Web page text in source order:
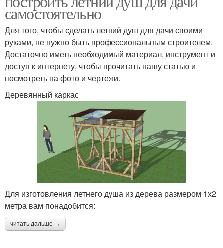
самостоятельно
Для того, чтобы сделать летний душ для дачи своими
руками, не нужно быть профессиональным строителем.
Достаточно иметь необходимый материал, инструмент и
доступ к интернету, чтобы прочитать нашу статью и
посмотреть на фото и чертежи.
Деревянный каркас
Для изготовления летнего душа из дерева размером 1х2
метра вам понадобится:
читать дальше →